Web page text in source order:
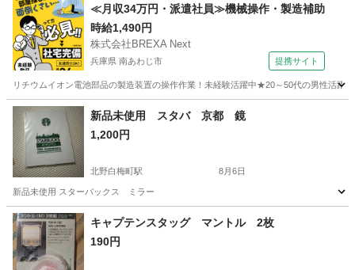
京都 京都市 元田中駅 その他
≪月収34万円・派遣社員≫機械操作・製造補助
時給1,490円
株式会社BREXA Next
兵庫県 南あわじ市 提携サイト
リチウムイオン電池部品の製造装置の操作作業！未経験活躍中★20～50代の男性活
兵庫 南あわじ市 その他
新品未使用 スタバ 京都 鏡
1,200円
北野白梅町駅 8月6日
新品未使用 スターバックス ミラー
京都 京都市 北野白梅町駅 その他 スタバ
キャプテンスタッグ マントル 2枚
190円